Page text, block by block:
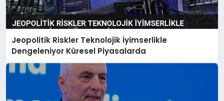
Jeopolitik Riskler Teknolojik İyimserlikle
Dengeleniyor Küresel Piyasalarda